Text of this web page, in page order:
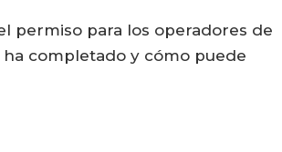
permiso para los operadores de
completado y cómo puede